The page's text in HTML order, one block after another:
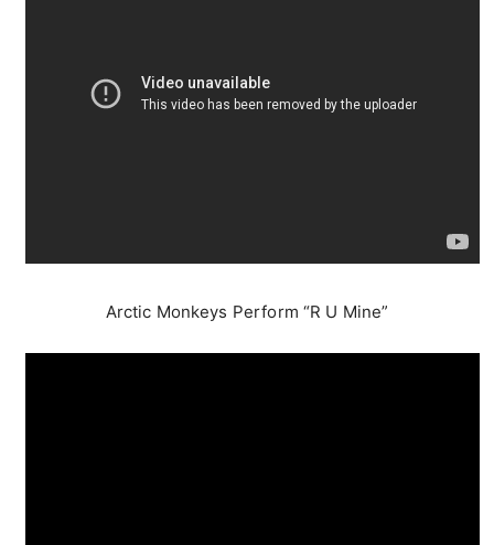
Arctic Monkeys Perform “R U Mine”